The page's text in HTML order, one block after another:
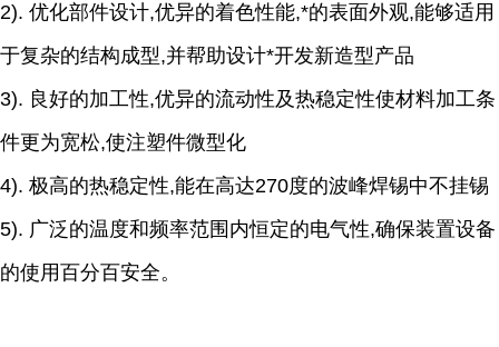
2). 优化部件设计,优异的着色性能,*的表面外观,能够适用
于复杂的结构成型,并帮助设计*开发新造型产品
3). 良好的加工性,优异的流动性及热稳定性使材料加工条
件更为宽松,使注塑件微型化
4). 极高的热稳定性,能在高达270度的波峰焊锡中不挂锡
5). 广泛的温度和频率范围内恒定的电气性,确保装置设备
的使用百分百安全。